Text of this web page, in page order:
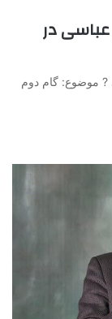
عباسی در
? موضوع: گام دوم